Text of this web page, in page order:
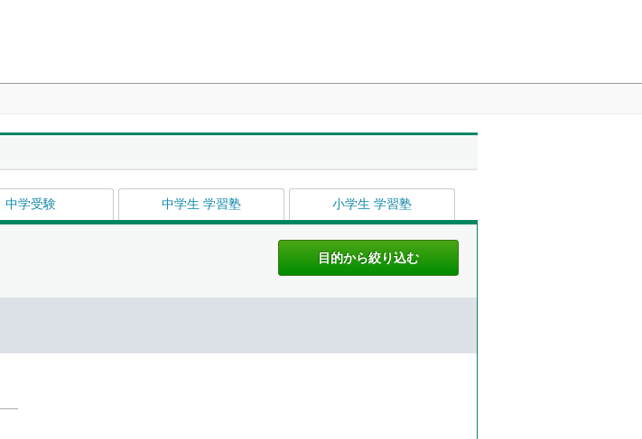
中学受験 中学生 学習塾 小学生 学習塾